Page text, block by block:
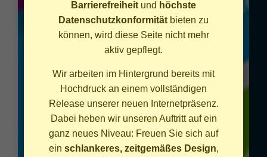
Barrierefreiheit und höchste
Datenschutzkonformität bieten zu
können, wird diese Seite nicht mehr
aktiv gepflegt.
Wir arbeiten im Hintergrund bereits mit
Hochdruck an einem vollständigen
Release unserer neuen Internetpräsenz.
Dabei heben wir unseren Auftritt auf ein
ganz neues Niveau: Freuen Sie sich auf
ein schlankeres, zeitgemäßes Design,